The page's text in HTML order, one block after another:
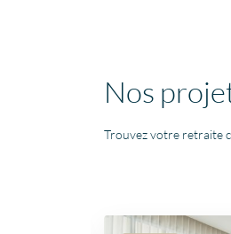
Nos
Trouvez votre retraite